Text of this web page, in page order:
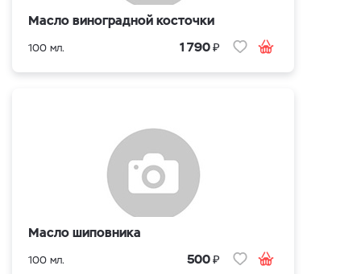
Масло виноградной косточки
100 мл. 1 790₽
Масло шиповника
100 мл. 500₽